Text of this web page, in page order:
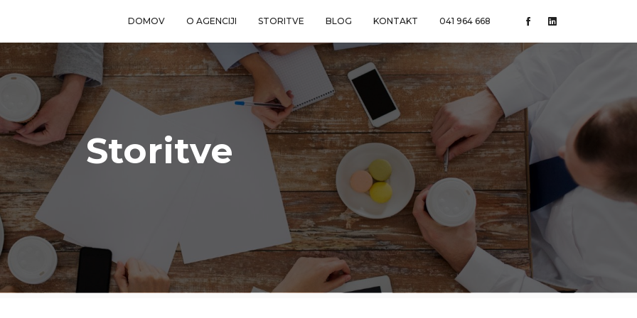
DOMOV O AGENCIJI STORITVE BLOG KONTAKT 041 964 668
Storitve